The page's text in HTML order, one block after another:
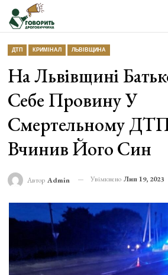
ДТП КРИМІНАЛ ЛЬВІВЩИНА
На Львівщині
Себе Провину У
Смертельному
Вчинив Його Син
Автор Admin Увімкнено Лип 19, 2023